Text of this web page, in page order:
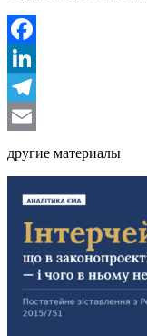
Facebook
LinkedIn
Telegram
другие материалы